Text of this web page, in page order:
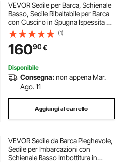
VEVOR Sedile per Barca, Schienale
Basso, Sedile Ribaltabile per Barca
con Cuscino in Spugna Ispessita e
Pelle Impermeabile, Design
Ergonomico, per Barche da Pesca,
Yacht, Navi, Bianco
(1)
16090€
Disponibile
Consegna:non appena Mar.
Ago. 11
Aggiungi al carrello
VEVOR Sedile da Barca Pieghevole,
Sedile per Imbarcazioni con
Schienale Basso Imbottitura in